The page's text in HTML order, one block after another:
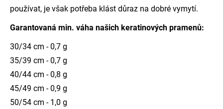
používat, je však potřeba klást důraz na dobré vymytí.
Garantovaná min. váha našich keratinových pramenů:
30/34 cm - 0,7 g
35/39 cm - 0,7 g
40/44 cm - 0,8 g
45/49 cm - 0,9 g
50/54 cm - 1,0 g